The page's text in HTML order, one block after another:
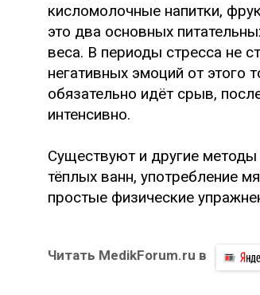
кисломолочные напитки,
это два основных
веса. В периоды стресса не
негативных эмоций от этого
обязательно идёт срыв,
интенсивно.
Существуют и другие
тёплых ванн, употребление
простые физические
Читать MedikForum.ru в